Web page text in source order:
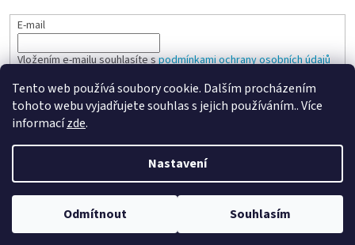
Tento web používá soubory cookie. Dalším procházením
tohoto webu vyjadřujete souhlas s jejich používáním.. Více
informacízde.
Nastavení
Odmítnout Souhlasím
E-mail
Vložením e-mailu souhlasíte spodmínkami ochrany osobních údajů
PŘIHLÁSIT SE
Vytvořil Shoptet
Copyright 2026Spokojená kancelář . Všechna práva vyhrazena.